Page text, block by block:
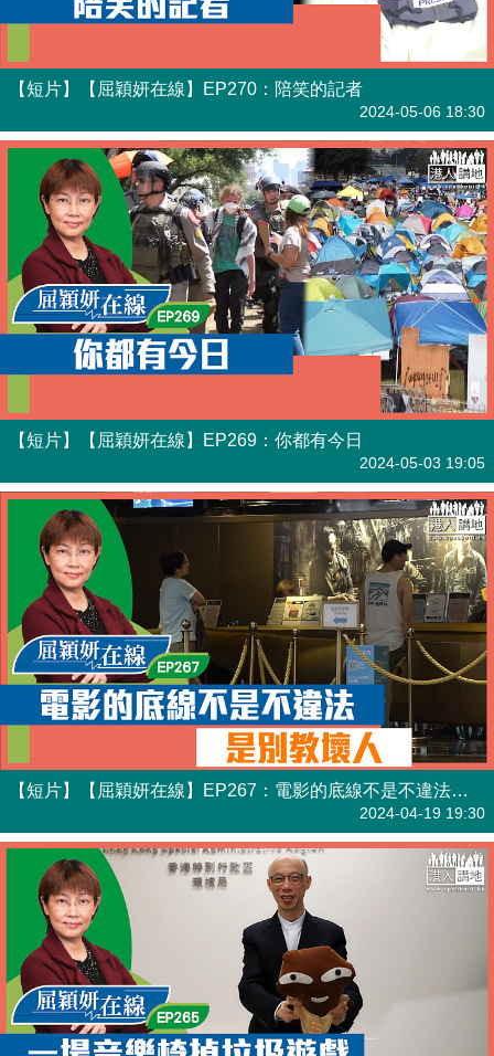
【短片】【屈穎妍在線】EP270：陪笑的記者
2024-05-06 18:30
【短片】【屈穎妍在線】EP269：你都有今日
2024-05-03 19:05
【短片】【屈穎妍在線】EP267：電影的底線不是不違法，是別教壞人
2024-04-19 19:30